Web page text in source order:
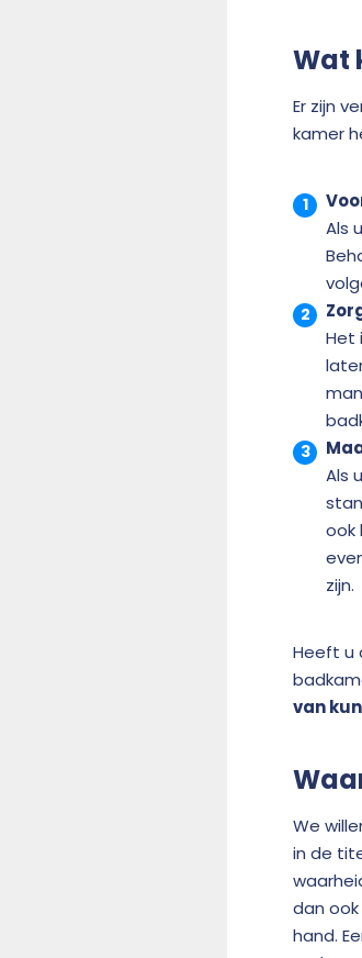
Wat
Er zijn
kamer
Als
Het
Als
ook
zijn.
Heeft u
van
We
in de
dan
hand.